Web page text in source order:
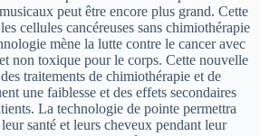
peut être encore plus grand. Cette
cellules cancéreuses sans chimiothérapie
mène la lutte contre le cancer avec
non toxique pour le corps. Cette nouvelle
traitements de chimiothérapie et de
une faiblesse et des effets secondaires
La technologie de pointe permettra
santé et leurs cheveux pendant leur